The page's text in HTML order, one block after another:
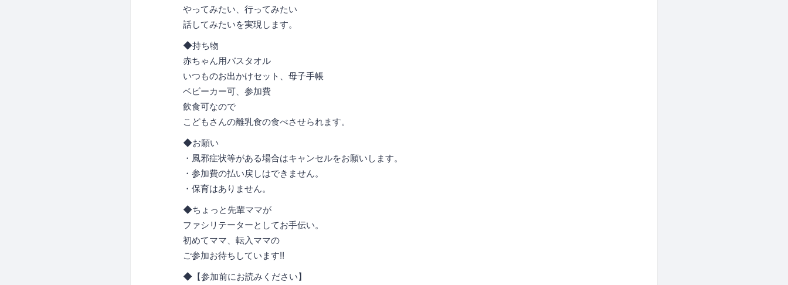
やってみたい、行ってみたい
話してみたいを実現します。
◆持ち物
赤ちゃん用バスタオル
いつものお出かけセット、母子手帳
ベビーカー可、参加費
飲食可なので
こどもさんの離乳食の食べさせられます。
◆お願い
・風邪症状等がある場合はキャンセルをお願いします。
・参加費の払い戻しはできません。
・保育はありません。
◆ちょっと先輩ママが
ファシリテーターとしてお手伝い。
初めてママ、転入ママの
ご参加お待ちしています!!
◆【参加前にお読みください】